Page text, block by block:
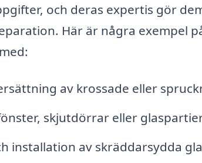
och deras expertis gör
Här är några exempel
av krossade eller
skjutdörrar eller
installation av skräddarsydda